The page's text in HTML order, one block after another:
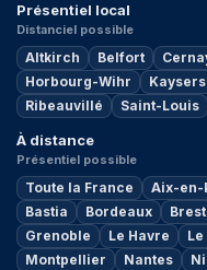
Présentiel local
Distanciel possible
Altkirch Belfort
Horbourg-Wihr
Ribeauvillé
Saint-Louis
À distance
Présentiel possible
Toute la France Aix-en-
Bastia
Bordeaux Brest
Grenoble
Le Havre
Montpellier
Nantes